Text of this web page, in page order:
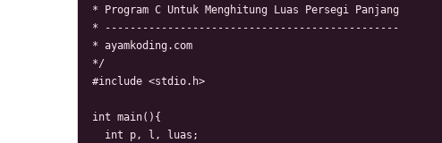
* Program C Untuk Menghitung Luas Persegi Panjang
* -----------------------------------------------
* ayamkoding.com
*/
#include <stdio.h>
int main(){
  int p, l, luas;